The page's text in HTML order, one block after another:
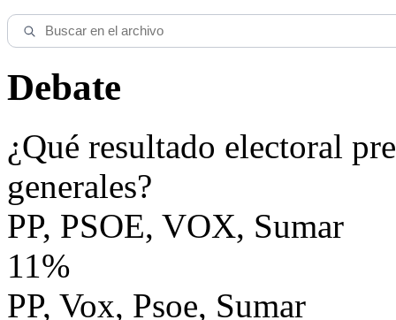
Debate
¿Qué resultado electoral
generales?
PP, PSOE, VOX, Sumar
11%
PP, Vox, Psoe, Sumar